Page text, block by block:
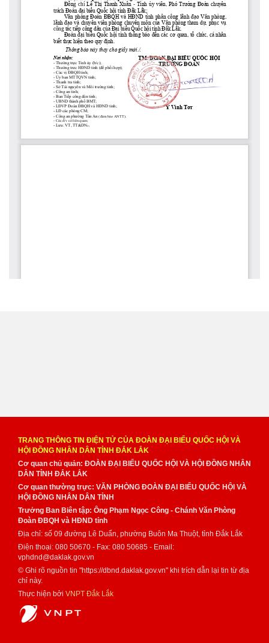
TRANG THÔNG TIN ĐIỆN TỬ CỦA ĐOÀN ĐẠI BIỂU QUỐC HỘI VÀ
HỘI ĐỒNG NHÂN DÂN TỈNH ĐẮK LẮK
Cơ quan chủ quản: ĐOÀN ĐẠI BIỂU QUỐC HỘI VÀ HỘI ĐỒNG NHÂN
DÂN TỈNH ĐẮK LẮK
Cơ quan thường trực: VĂN PHÒNG ĐOÀN ĐẠI BIỂU QUỐC HỘI VÀ
HỘI ĐỒNG NHÂN DÂN TỈNH
Trưởng Ban Biên tập: Ông Phạm Ngọc Công - Chánh Văn Phòng
Đoàn ĐBQH và HĐND tỉnh
Địa chỉ: số 09 đường Lê Duẩn, phường Buôn Ma Thuột, tỉnh Đắk Lắk
Điện thoại: 080 50670 - Fax: 080 50685 - Email:
vphdnd@daklak.gov.vn
© Ghi rõ nguồn tin "https://dbnd.daklak.gov.vn" khi trích dẫn lại tin từ địa
chỉ này.
Thực hiện bởi VNPT Đắk Lắk